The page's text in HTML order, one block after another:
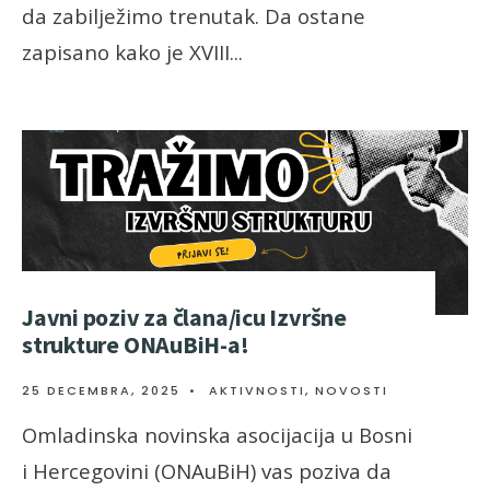
da zabilježimo trenutak. Da ostane
zapisano kako je XVIII...
Javni poziv za člana/icu Izvršne
strukture ONAuBiH-a!
25 DECEMBRA, 2025 • AKTIVNOSTI, NOVOSTI
Omladinska novinska asocijacija u Bosni
i Hercegovini (ONAuBiH) vas poziva da